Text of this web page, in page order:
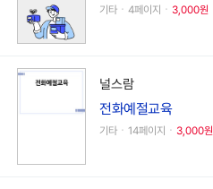
기타ㆍ4페이지ㆍ 3,000원
널스람
전화예절교육
기타ㆍ14페이지ㆍ 3,000원